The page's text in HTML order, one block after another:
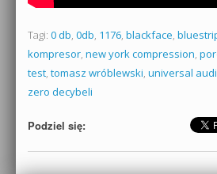
Tagi: 0 db, 0db, 1176, blackface,
kompresor, new york compression,
test, tomasz wróblewski, universal
zero decybeli
Podziel się: